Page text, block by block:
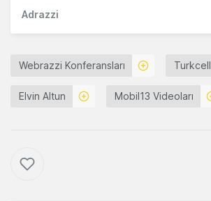
Adrazzi
Webrazzi Konferansları Turkcell
Elvin Altun Mobil13 Videoları